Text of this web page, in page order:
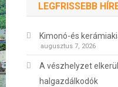
LEGFRISSEBB
Kimonó-és
augusztus 7, 2026
A vészhelyzet
halgazdálkodók